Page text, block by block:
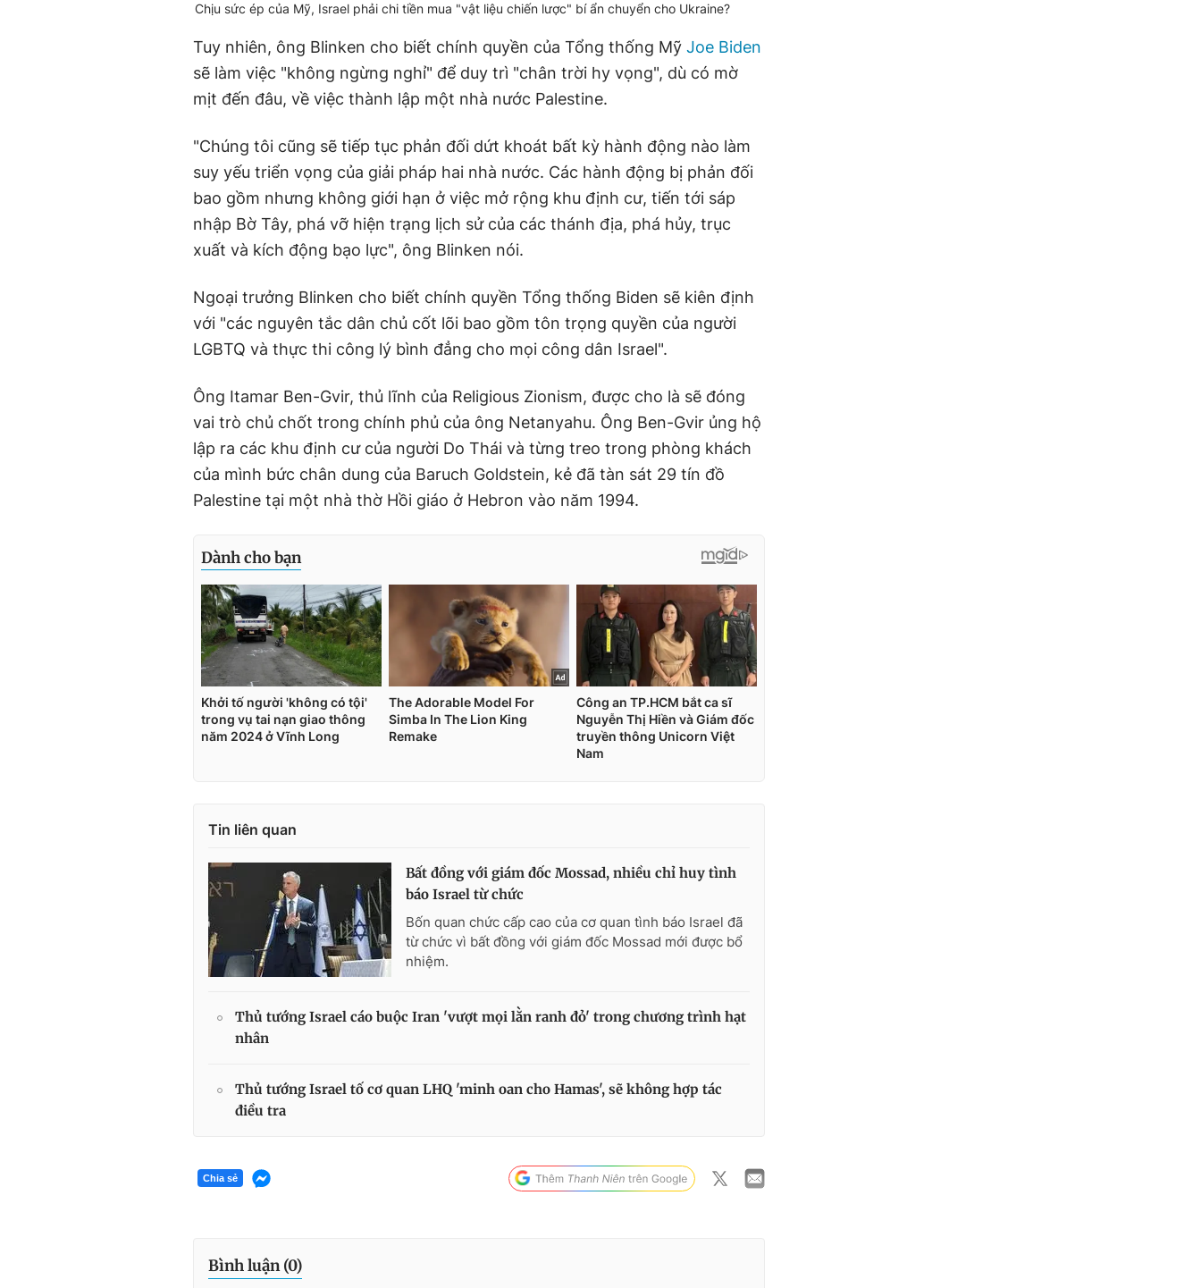
Chịu sức ép của Mỹ, Israel phải chi tiền mua "vật liệu chiến lược" bí ẩn chuyển cho Ukraine?
Tuy nhiên, ông Blinken cho biết chính quyền của Tổng thống Mỹ Joe Biden
sẽ làm việc "không ngừng nghỉ" để duy trì "chân trời hy vọng", dù có mờ
mịt đến đâu, về việc thành lập một nhà nước Palestine.
"Chúng tôi cũng sẽ tiếp tục phản đối dứt khoát bất kỳ hành động nào làm
suy yếu triển vọng của giải pháp hai nhà nước. Các hành động bị phản đối
bao gồm nhưng không giới hạn ở việc mở rộng khu định cư, tiến tới sáp
nhập Bờ Tây, phá vỡ hiện trạng lịch sử của các thánh địa, phá hủy, trục
xuất và kích động bạo lực", ông Blinken nói.
Ngoại trưởng Blinken cho biết chính quyền Tổng thống Biden sẽ kiên định
với "các nguyên tắc dân chủ cốt lõi bao gồm tôn trọng quyền của người
LGBTQ và thực thi công lý bình đẳng cho mọi công dân Israel".
Ông Itamar Ben-Gvir, thủ lĩnh của Religious Zionism, được cho là sẽ đóng
vai trò chủ chốt trong chính phủ của ông Netanyahu. Ông Ben-Gvir ủng hộ
lập ra các khu định cư của người Do Thái và từng treo trong phòng khách
của mình bức chân dung của Baruch Goldstein, kẻ đã tàn sát 29 tín đồ
Palestine tại một nhà thờ Hồi giáo ở Hebron vào năm 1994.
Tin liên quan
Bất đồng với giám đốc Mossad, nhiều chỉ huy tình
báo Israel từ chức
Bốn quan chức cấp cao của cơ quan tình báo Israel đã
từ chức vì bất đồng với giám đốc Mossad mới được bổ
nhiệm.
Thủ tướng Israel cáo buộc Iran 'vượt mọi lằn ranh đỏ' trong chương trình hạt
nhân
Thủ tướng Israel tố cơ quan LHQ 'minh oan cho Hamas', sẽ không hợp tác
điều tra
Chia sẻ
Bình luận (0)